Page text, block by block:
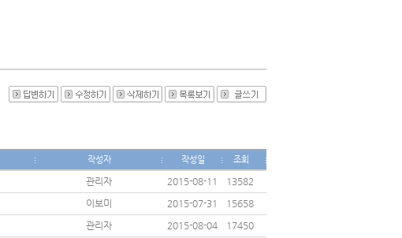
작성자 작성일 조회
관리자 2015-08-11
13582
이보미 2015-07-31
15658
관리자 2015-08-04
17450